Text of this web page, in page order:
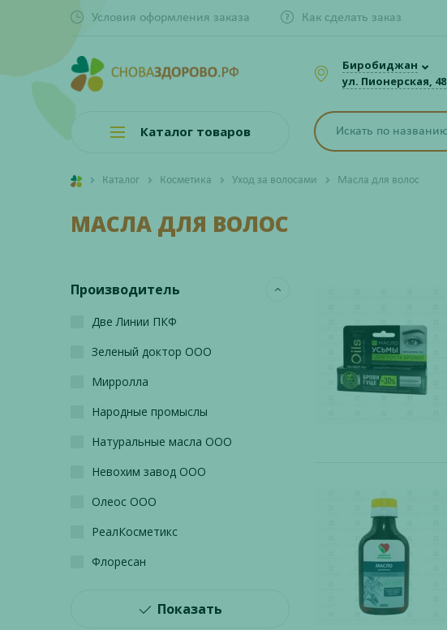
Условия оформления заказа Как сделать заказ
Биробиджан
ул. Пионерская, 48
Каталог товаров
Каталог Косметика Уход за волосами Масла для волос
МАСЛА ДЛЯ ВОЛОС
Производитель
Две Линии ПКФ
Зеленый доктор ООО
Мирролла
Народные промыслы
Натуральные масла ООО
Невохим завод ООО
Олеос ООО
РеалКосметикс
Флоресан
Показать